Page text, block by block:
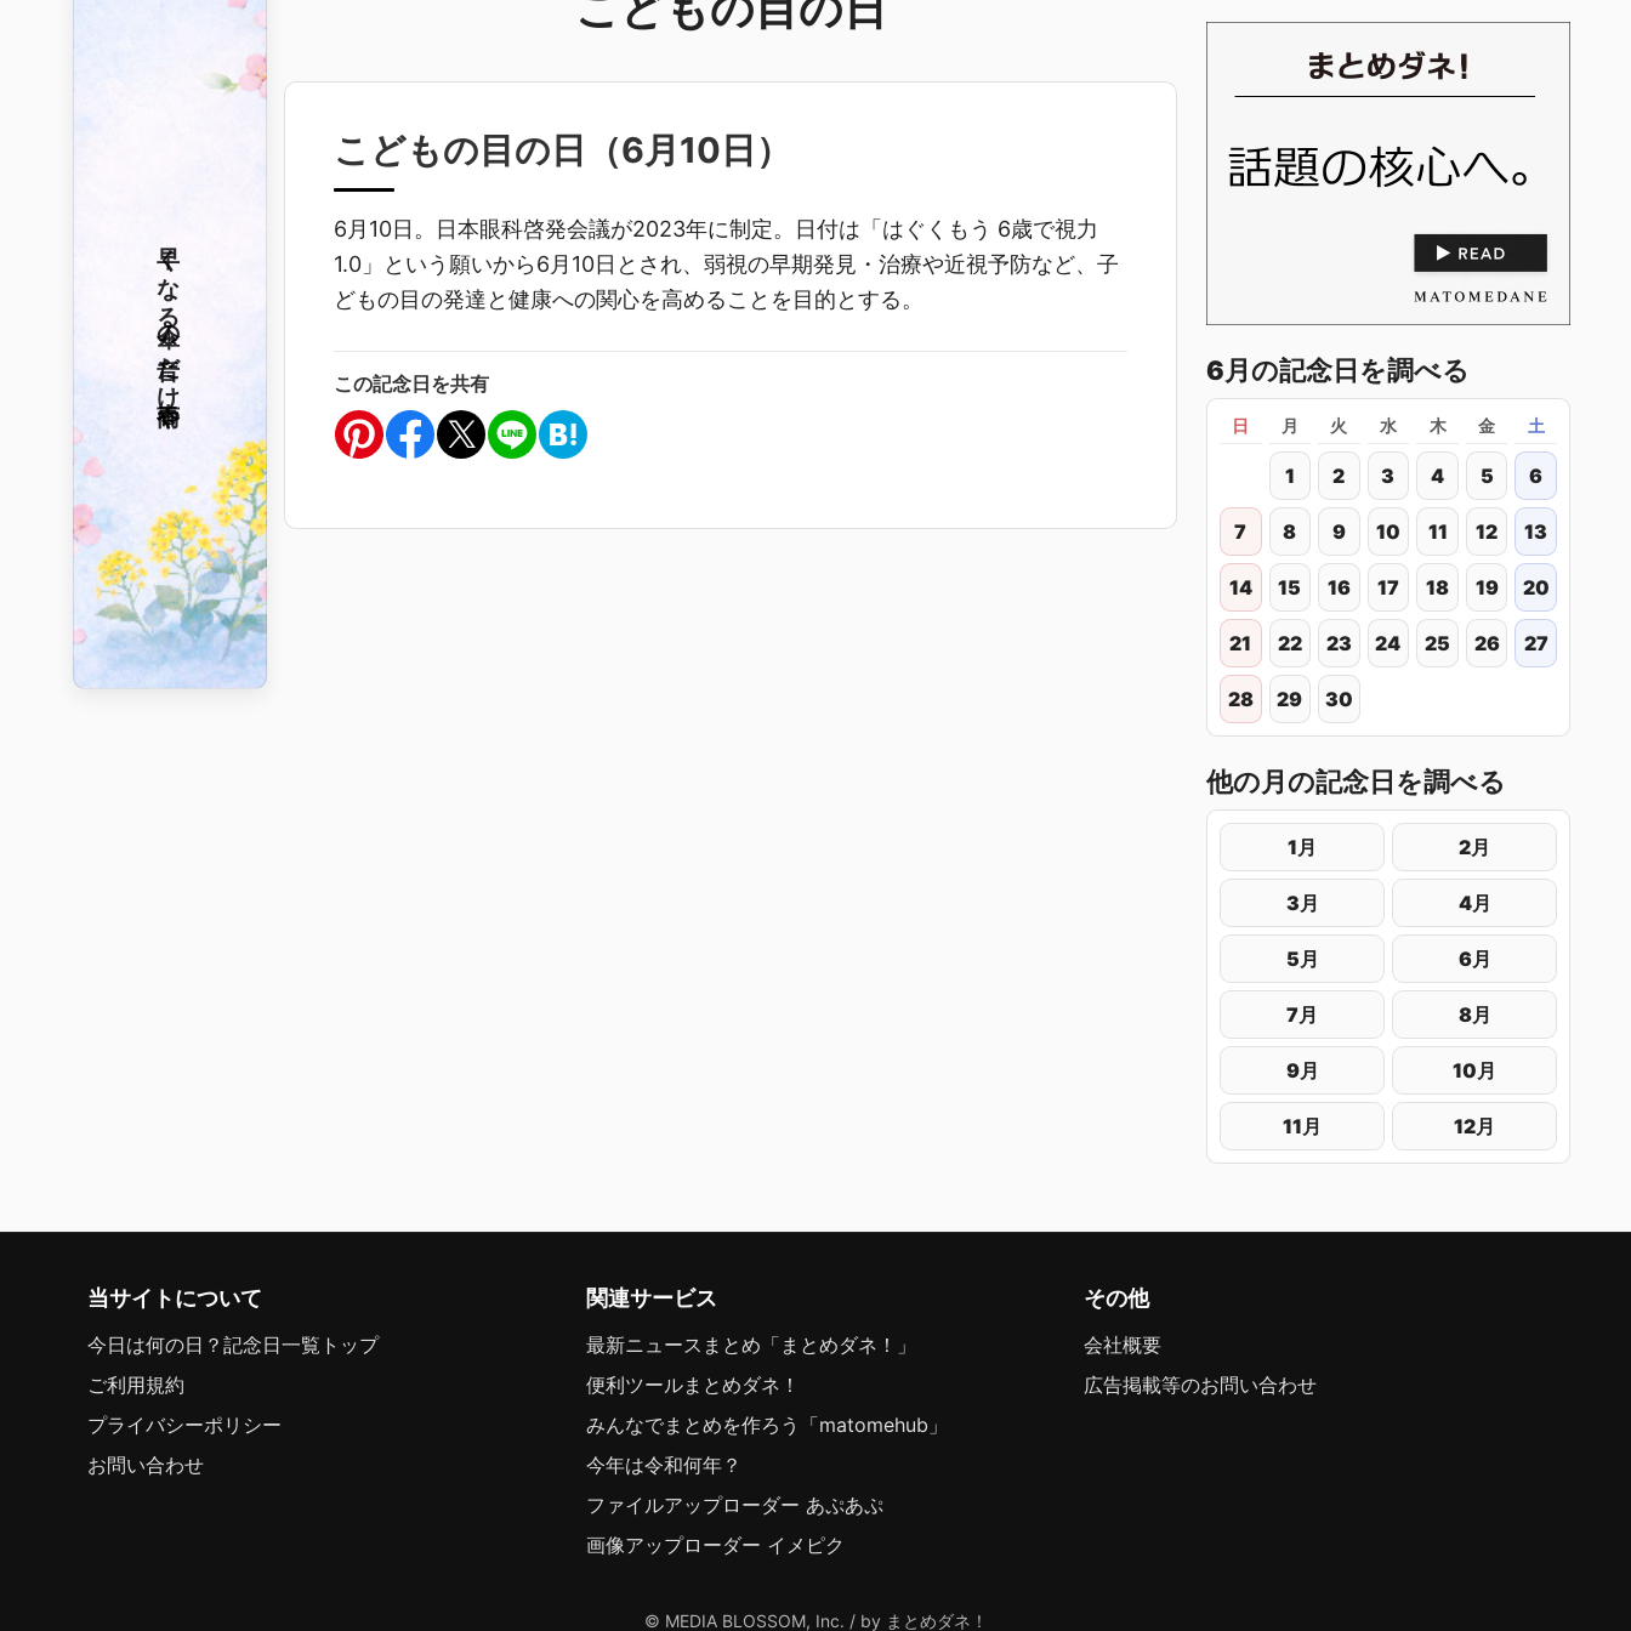
こどもの目の日（6月10日 ）
6月10日。日本眼科啓発会議が2023年に制定。日付は「はぐくもう 6歳で視力
1.0」という願いから6月10日とされ、弱視の早期発見・治療や近視予防など、子
どもの目の発達と健康への関心を高めることを目的とする。
この記念日を共有 6月の記念日を調べる
日 月 火 水 木 金 土
1 2 3 4 5 6
7 8 9 10 11 12 13
14 15 16 17 18 19 20
21 22 23 24 25 26 27
28 29 30
他の月の記念日を調べる
1月 2月
3月 4月
5月 6月
7月 8月
9月 10月
11月 12月
春雨や
傘の音だけ
早くなる
当サイトについて
今日は何の日？記念日一覧トップ
ご利用規約
プライバシーポリシー
お問い合わせ
関連サービス
最新ニュースまとめ「まとめダネ！」
便利ツールまとめダネ！
みんなでまとめを作ろう「matomehub」
今年は令和何年？
ファイルアップローダー あぷあぷ
画像アップローダー イメピク
その他
会社概要
広告掲載等のお問い合わせ
© MEDIA BLOSSOM, Inc. / by まとめダネ！